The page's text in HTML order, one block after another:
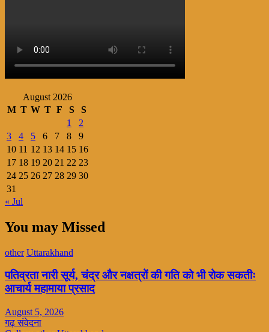
August 2026
M T W T F S
S
1
2
3
4 5 6 7 8
9
10 11 12 13 14 15 16
17 18 19 20 21 22 23
24 25 26 27 28 29 30
31
« Jul
You may Missed
other Uttarakhand
पतिव्रता नारी सूर्य, चंद्र और नक्षत्रों की गति को भी रोक सकतीः
आचार्य महामाया प्रसाद
August 5, 2026
गढ़ संवेदना